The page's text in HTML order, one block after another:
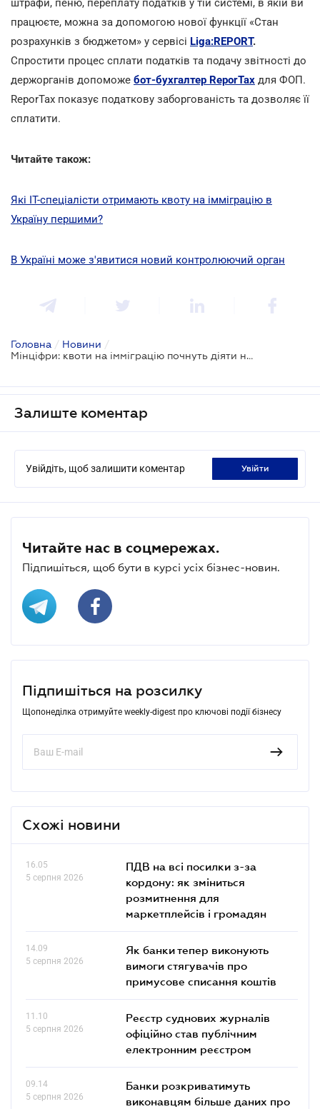
штрафи, пеню, переплату податків у тій системі, в якій ви
працюєте, можна за допомогою нової функції «Стан
розрахунків з бюджетом» у сервісі Liga:REPORT.
Спростити процес сплати податків та подачу звітності до
держорганів допоможе бот-бухгалтер ReporTax для ФОП.
ReporTax показує податкову заборгованість та дозволяє її
cплатити.
Читайте також:
Які IT-спеціалісти отримають квоту на імміграцію в
Україну першими?
В Україні може з'явитися новий контролюючий орган
Головна / Новини /
Мінціфри: квоти на імміграцію почнуть діяти на цьому тижні
Залиште коментар
Увійдіть, щоб залишити коментар увійти
Читайте нас в соцмережах.
Підпишіться, щоб бути в курсі усіх бізнес-новин.
Підпишіться на розсилку
Щопонеділка отримуйте weekly-digest про ключові події бізнесу
Схожі новини
16.05
5 серпня 2026
ПДВ на всі посилки з-за
кордону: як зміниться
розмитнення для
маркетплейсів і громадян
14.09
5 серпня 2026
Як банки тепер виконують
вимоги стягувачів про
примусове списання коштів
11.10
5 серпня 2026
Реєстр суднових журналів
офіційно став публічним
електронним реєстром
09.14
5 серпня 2026
Банки розкриватимуть
виконавцям більше даних про